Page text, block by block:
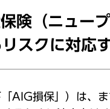
険（ニュー
スクに対応
AIG損保」）は、